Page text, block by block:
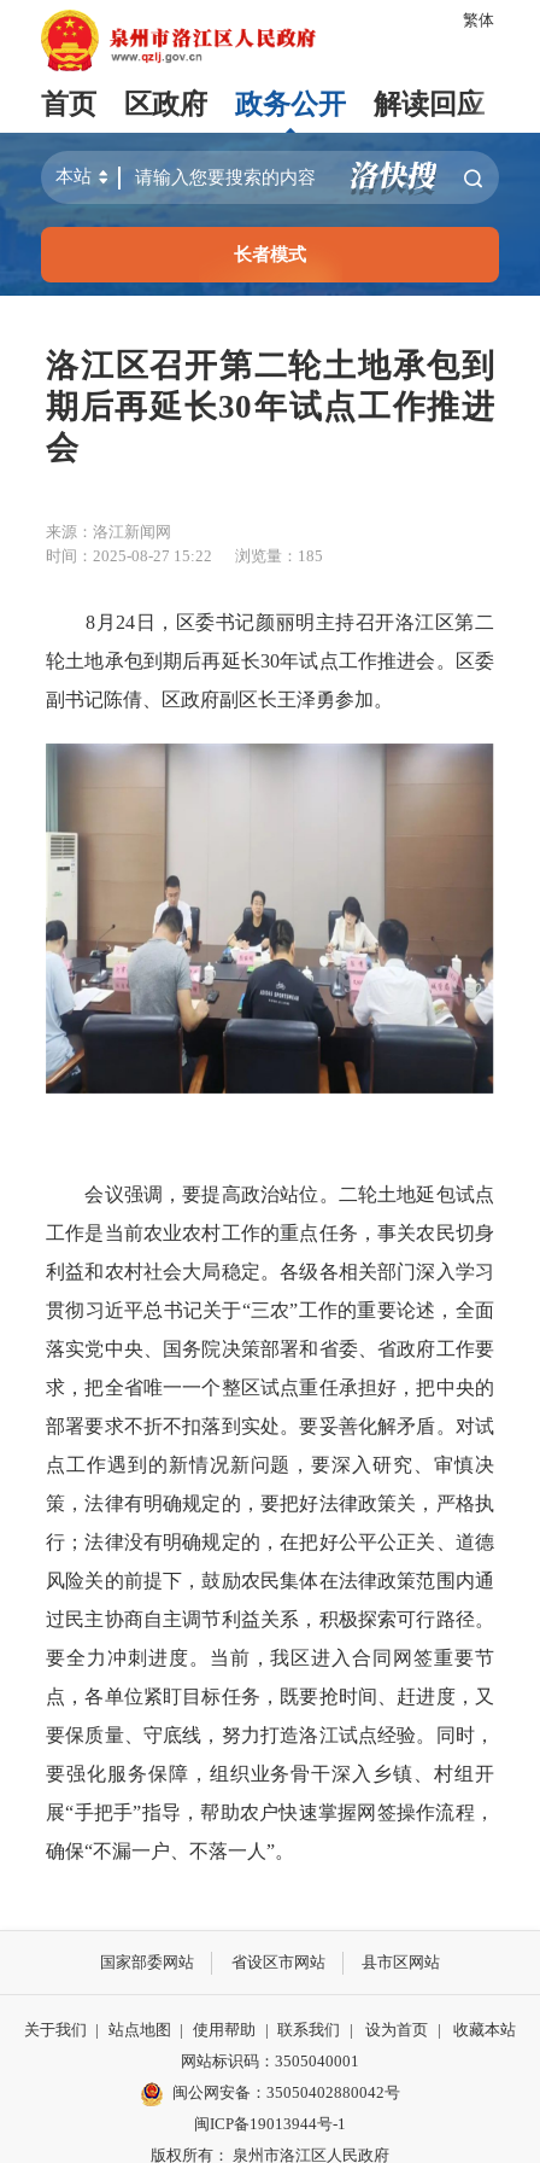
繁体
首页 区政府 政务公开 解读回应
长者模式
洛江区召开第二轮土地承包到
期后再延长30年试点工作推进
会
来源：洛江新闻网
时间：2025-08-27 15:22
浏览量： 185
8月24日，区委书记颜丽明主持召开洛江区第二
轮土地承包到期后再延长30年试点工作推进会。区委
副书记陈倩、区政府副区长王泽勇参加。
会议强调，要提高政治站位。二轮土地延包试点
工作是当前农业农村工作的重点任务，事关农民切身
利益和农村社会大局稳定。各级各相关部门深入学习
贯彻习近平总书记关于“三农”工作的重要论述，全面
落实党中央、国务院决策部署和省委、省政府工作要
求，把全省唯一一个整区试点重任承担好，把中央的
部署要求不折不扣落到实处。要妥善化解矛盾。对试
点工作遇到的新情况新问题，要深入研究、审慎决
策，法律有明确规定的，要把好法律政策关，严格执
行；法律没有明确规定的，在把好公平公正关、道德
风险关的前提下，鼓励农民集体在法律政策范围内通
过民主协商自主调节利益关系，积极探索可行路径。
要全力冲刺进度。当前，我区进入合同网签重要节
点，各单位紧盯目标任务，既要抢时间、赶进度，又
要保质量、守底线，努力打造洛江试点经验。同时，
要强化服务保障，组织业务骨干深入乡镇、村组开
展“手把手”指导，帮助农户快速掌握网签操作流程，
确保“不漏一户、不落一人”。
国家部委网站 省设区市网站 县市区网站
关于我们 | 站点地图 | 使用帮助 | 联系我们 | 设为首页 |
收藏本站
网站标识码：3505040001
闽公网安备：35050402880042号
闽ICP备19013944号-1
版权所有： 泉州市洛江区人民政府